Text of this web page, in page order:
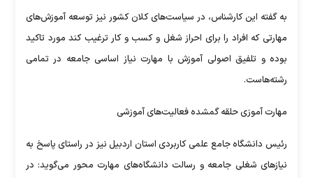
به گفته این کارشناس، در سیاست‌های کلان کشور نیز توسعه آموزش‌های
مهارتی که افراد را برای احراز شغل و کسب و کار ترغیب کند مورد تاکید
بوده و تلفیق اصولی آموزش با مهارت نیاز اساسی جامعه در تمامی
رشته‌هاست.
مهارت آموزی حلقه گمشده فعالیت‌های آموزشی
رئیس دانشگاه جامع علمی کاربردی استان اردبیل نیز در راستای پاسخ به
نیازهای شغلی جامعه و رسالت دانشگاه‌های مهارت محور می‌گوید: در